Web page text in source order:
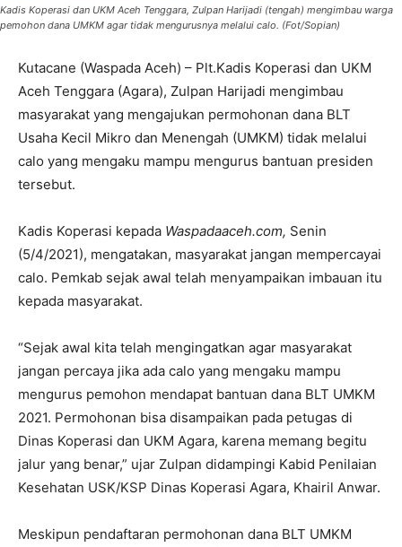
Kadis Koperasi dan UKM Aceh Tenggara, Zulpan Harijadi (tengah) mengimbau warga
pemohon dana UMKM agar tidak mengurusnya melalui calo. (Fot/Sopian)
Kutacane (Waspada Aceh) – Plt.Kadis Koperasi dan UKM
Aceh Tenggara (Agara), Zulpan Harijadi mengimbau
masyarakat yang mengajukan permohonan dana BLT
Usaha Kecil Mikro dan Menengah (UMKM) tidak melalui
calo yang mengaku mampu mengurus bantuan presiden
tersebut.
Kadis Koperasi kepada Waspadaaceh.com, Senin
(5/4/2021), mengatakan, masyarakat jangan mempercayai
calo. Pemkab sejak awal telah menyampaikan imbauan itu
kepada masyarakat.
“Sejak awal kita telah mengingatkan agar masyarakat
jangan percaya jika ada calo yang mengaku mampu
mengurus pemohon mendapat bantuan dana BLT UMKM
2021. Permohonan bisa disampaikan pada petugas di
Dinas Koperasi dan UKM Agara, karena memang begitu
jalur yang benar,” ujar Zulpan didampingi Kabid Penilaian
Kesehatan USK/KSP Dinas Koperasi Agara, Khairil Anwar.
Meskipun pendaftaran permohonan dana BLT UMKM